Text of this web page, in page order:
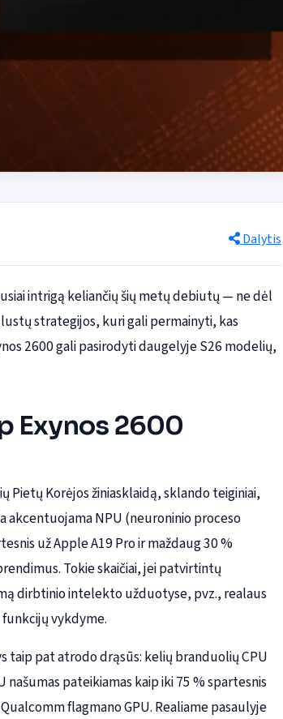
Dalytis
intrigą keliančių šių metų debiutų — ne dėl
strategijos, kuri gali permainyti, kas
2600 gali pasirodyti daugelyje S26 modelių,
Exynos 2600
Pietų Korėjos žiniasklaidą, sklando teiginiai,
akcentuojama NPU (neuroninio proceso
už Apple A19 Pro ir maždaug 30 %
Tokie skaičiai, jei patvirtintų
dirbtinio intelekto užduotyse, pvz., realaus
vykdyme.
taip pat atrodo drąsūs: kelių branduolių CPU
pateikiamas kaip iki 75 % spartesnis
flagmano GPU. Realiame pasaulyje